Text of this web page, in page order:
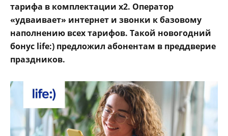
тарифа в комплектации x2. Оператор
«удваивает» интернет и звонки к базовому
наполнению всех тарифов. Такой новогодний
бонус life:) предложил абонентам в преддверие
праздников.